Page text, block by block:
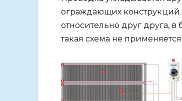
ограждающих конструкций
относительно друг друга,
такая схема не